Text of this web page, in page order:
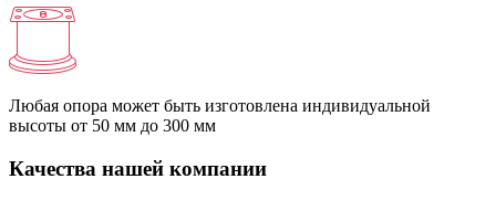
Любая опора может быть изготовлена индивидуальной
высоты от 50 мм до 300 мм
Качества нашей компании